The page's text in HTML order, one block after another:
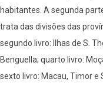
na
Oceania
(vol.
4)
habitantes. A segunda
trata das divisões das
segundo livro: Ilhas de S.
Benguella; quarto livro:
sexto livro: Macau, Timor e